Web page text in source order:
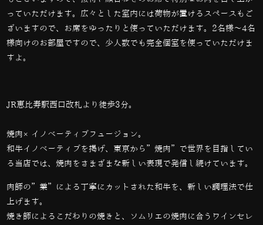
っていただけます。広々とした室内には荷物が置けるスペースもご
ざいますので、お席をゆったりと使っていただけます。 2名様～4名
様向けのお部屋ですので、少人数でも完全個室を使っていただけま
すよ。
JR恵比寿駅西口改札より徒歩3分。
焼肉×イノベーティブフュージョン。
和牛イノベーティブを掲げ、東京から”焼肉”で世界を目指してい
る当店では、焼肉をさまざまな新しい表現で発信し続けています。
肉師の”業”による丁寧にカットされた和牛を、新しい調理法で仕
上げます。
焼き師によるこだわりの焼きと、ソムリエの焼肉に合うワインセレ